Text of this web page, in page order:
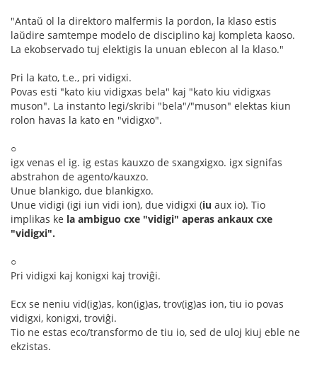
"Antaŭ ol la direktoro malfermis la pordon, la klaso estis
laŭdire samtempe modelo de disciplino kaj kompleta kaoso.
La ekobservado tuj elektigis la unuan eblecon al la klaso."
Pri la kato, t.e., pri vidigxi.
Povas esti "kato kiu vidigxas bela" kaj "kato kiu vidigxas
muson". La instanto legi/skribi "bela"/"muson" elektas kiun
rolon havas la kato en "vidigxo".
○
igx venas el ig. ig estas kauxzo de sxangxigxo. igx signifas
abstrahon de agento/kauxzo.
Unue blankigo, due blankigxo.
Unue vidigi (igi iun vidi ion), due vidigxi (iu aux io). Tio
implikas ke la ambiguo cxe "vidigi" aperas ankaux cxe
"vidigxi".
○
Pri vidigxi kaj konigxi kaj troviĝi.
Ecx se neniu vid(ig)as, kon(ig)as, trov(ig)as ion, tiu io povas
vidigxi, konigxi, troviĝi.
Tio ne estas eco/transformo de tiu io, sed de uloj kiuj eble ne
ekzistas.